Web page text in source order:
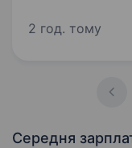
знайомитись.
2 год. тому
Середня